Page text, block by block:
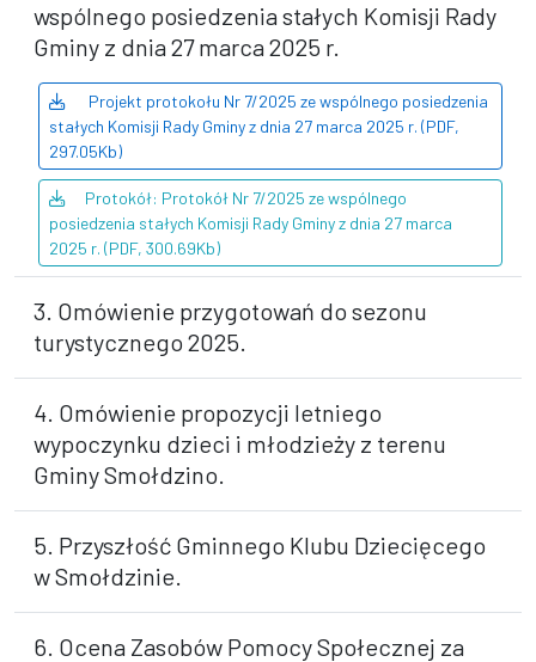
wspólnego posiedzenia stałych Komisji Rady
Gminy z dnia 27 marca 2025 r.
Projekt protokołu Nr 7/2025 ze wspólnego posiedzenia
stałych Komisji Rady Gminy z dnia 27 marca 2025 r. (PDF,
297.05Kb)
Protokół: Protokół Nr 7/2025 ze wspólnego
posiedzenia stałych Komisji Rady Gminy z dnia 27 marca
2025 r. (PDF, 300.69Kb)
3. Omówienie przygotowań do sezonu
turystycznego 2025.
4. Omówienie propozycji letniego
wypoczynku dzieci i młodzieży z terenu
Gminy Smołdzino.
5. Przyszłość Gminnego Klubu Dziecięcego
w Smołdzinie.
6. Ocena Zasobów Pomocy Społecznej za